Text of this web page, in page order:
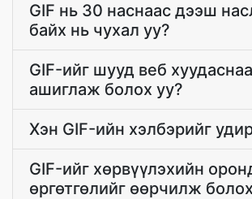
GIF нь 30 наснаас дээш
байх нь чухал уу?
GIF-ийг шууд веб хуудаснаа
ашиглаж болох уу?
Хэн GIF-ийн хэлбэрийг
GIF-ийг хөрвүүлэхийн
өргөтгөлийг өөрчилж